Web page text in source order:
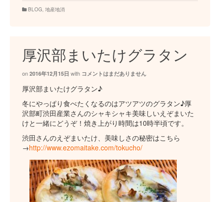
BLOG 地産地消
厚沢部まいたけグラタン
on 2016年12月15日 with コメントはまだありません
厚沢部まいたけグラタン♪
冬にやっぱり食べたくなるのはアツアツのグラタン♪厚
沢部町渋田産業さんのシャキシャキ美味しいえぞまいた
けと一緒にどうぞ！焼き上がり時間は10時半頃です。
渋田さんのえぞまいたけ、美味しさの秘密はこちら
→http://www.ezomaitake.com/tokucho/